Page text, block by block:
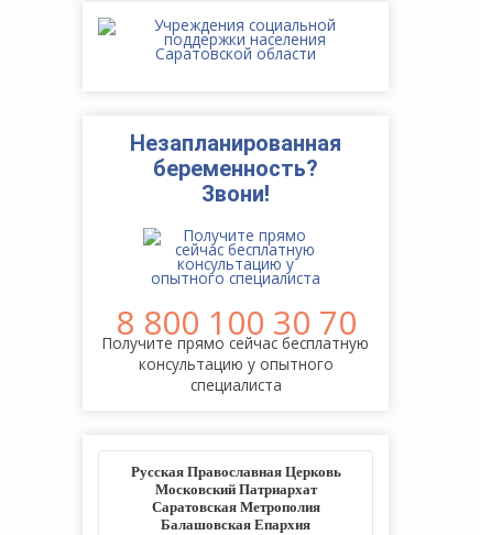
Незапланированная
беременность?
Звони!
8 800 100 30 70
Получите прямо сейчас бесплатную
консультацию у опытного
специалиста
Русская Православная Церковь
Московский Патриархат
Саратовская Метрополия
Балашовская Епархия